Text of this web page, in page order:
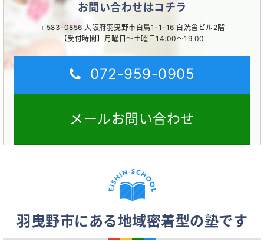
お問い合わせはコチラ
〒583-0856 大阪府羽曳野市白鳥1-1-16 白洗舎ビル2階
【受付時間】月曜日～土曜日14:00～19:00
072-959-0905
メールお問い合わせ
羽曳野市にある地域密着型の塾です